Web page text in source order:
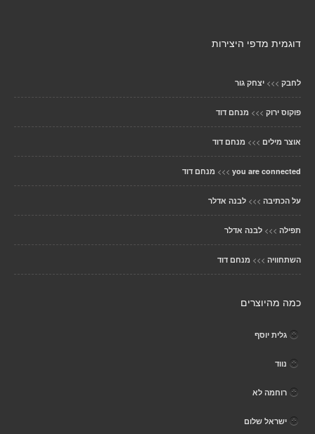
דוגמית מדפי היצירות
לחבק >>> יצחק גור
פוקוס ירוק >>> מנחם דוד
אוצר מילים >>> מנחם דוד
you are connected
>>> מנחם דוד
על הכתיבה >>> לבנה אדלר
תפילה >>> לבנה אדלר
השתחוויה >>> מנחם דוד
כמה מהיוצרים
גלית יוסף
נווד
רוחמה לא
ישראל שלום